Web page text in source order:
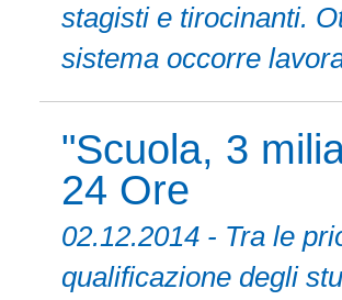
stagisti e tirocinanti.
sistema occorre
"Scuola, 3
24 Ore
02.12.2014 - Tra le
qualificazione degli